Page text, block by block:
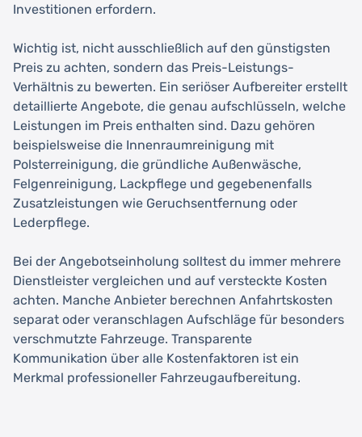
Investitionen erfordern.
Wichtig ist, nicht ausschließlich auf den günstigsten
Preis zu achten, sondern das Preis-Leistungs-
Verhältnis zu bewerten. Ein seriöser Aufbereiter erstellt
detaillierte Angebote, die genau aufschlüsseln, welche
Leistungen im Preis enthalten sind. Dazu gehören
beispielsweise die Innenraumreinigung mit
Polsterreinigung, die gründliche Außenwäsche,
Felgenreinigung, Lackpflege und gegebenenfalls
Zusatzleistungen wie Geruchsentfernung oder
Lederpflege.
Bei der Angebotseinholung solltest du immer mehrere
Dienstleister vergleichen und auf versteckte Kosten
achten. Manche Anbieter berechnen Anfahrtskosten
separat oder veranschlagen Aufschläge für besonders
verschmutzte Fahrzeuge. Transparente
Kommunikation über alle Kostenfaktoren ist ein
Merkmal professioneller Fahrzeugaufbereitung.